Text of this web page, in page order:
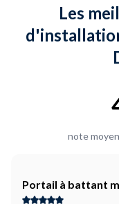
Les
note
Portail à battant